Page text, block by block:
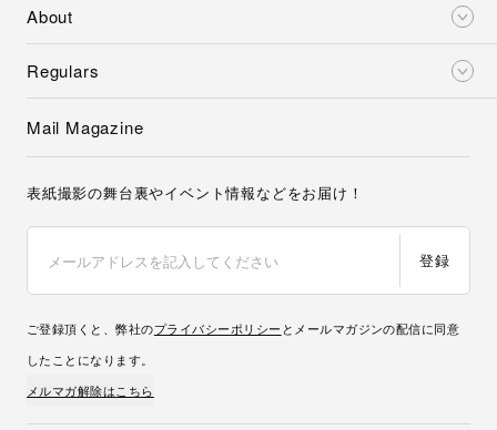
About
Regulars
Mail Magazine
表紙撮影の舞台裏やイベント情報などをお届け！
登録
ご登録頂くと、弊社のプライバシーポリシー とメールマガジンの配信に同意
したことになります。
メルマガ解除はこちら